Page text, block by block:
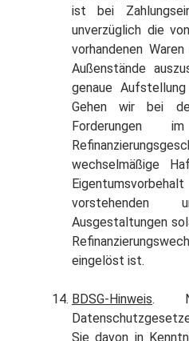
ist bei
unverzüglich die
vorhandenen
Außenstände
genaue Aufstellung
Gehen wir bei
Forderungen
wechselmäßige
vorstehenden
Ausgestaltungen
eingelöst ist.
BDSG-Hinweis.
Sie davon in